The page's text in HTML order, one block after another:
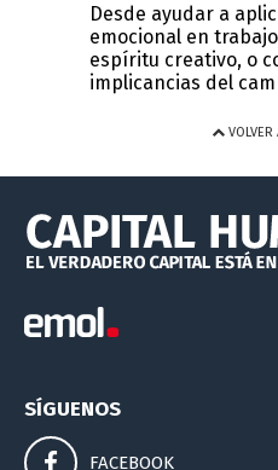
Desde ayudar a
emocional en
espíritu creativo, o
implicancias del
VOLVER
SÍGUENOS
FACEBOOK